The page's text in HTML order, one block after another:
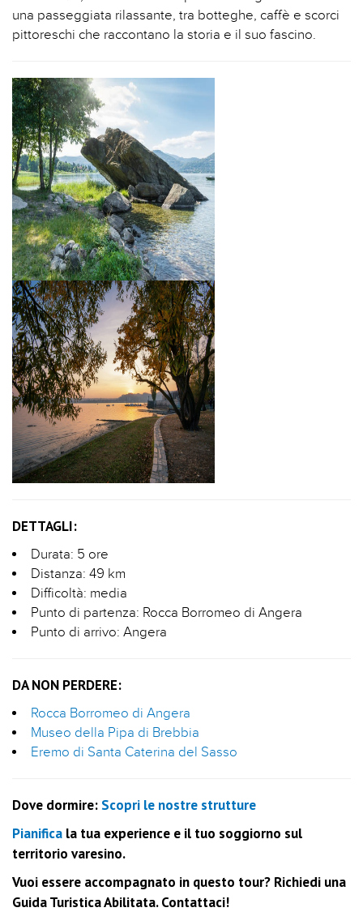
una passeggiata rilassante, tra botteghe, caffè e scorci
pittoreschi che raccontano la storia e il suo fascino.
DETTAGLI:
Durata: 5 ore
Distanza: 49 km
Difficoltà: media
Punto di partenza: Rocca Borromeo di Angera
Punto di arrivo: Angera
DA NON PERDERE:
Rocca Borromeo di Angera
Museo della Pipa di Brebbia
Eremo di Santa Caterina del Sasso
Dove dormire: Scopri le nostre strutture
Pianifica la tua experience e il tuo soggiorno sul
territorio varesino.
Vuoi essere accompagnato in questo tour? Richiedi una
Guida Turistica Abilitata. Contattaci!